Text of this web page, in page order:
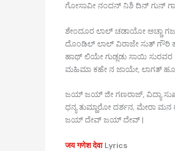
ಗೋಸಾವೀ ನಂದನ್ ನಿಶಿ ದಿನ್ ಗುನ್
ಶೇಂದೂರ ಲಾಲ್ ಚಡಾಯೋ ಅಚ್ಚಾ
ದೊಂಡಿಲ್ ಲಾಲ್ ವಿರಾಜೇ ಸುತ್ ಗೌರಿ
ಹಾಥ್ ಲಿಯೇ ಗುಡ್ಲಡು ಸಾಯಿ
ಮಹಿಮಾ ಕಹೇ ನ ಜಾಯೇ, ಲಾಗತ್
ಜಯ್ ಜಯ್ ಜೀ ಗಣರಾಜ್, ವಿದ್ಯಾ
ಧನ್ಯ ತುಮ್ಹಾರೋ ದರ್ಶನ, ಮೇರಾ ಮನ
ಜಯ್ ದೇವ್ ಜಯ್ ದೇವ್ |
जय गणेश देवाLyrics